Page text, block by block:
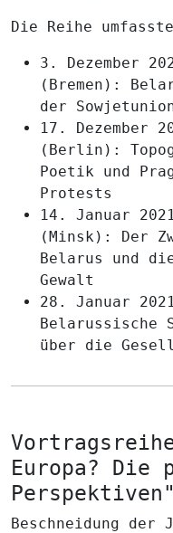
Die Reihe
3. Dezember
(Bremen) :
der
17. Dezember
(Berlin) :
Poetik und
Protests
14. Januar
(Minsk) : Der
Belarus und
Gewalt
28. Januar
Belarussische
über die
Europa? Die
Perspektiven"
Beschneidung der